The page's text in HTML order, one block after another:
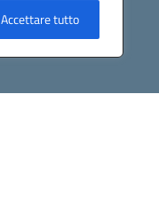
Accettare tutto